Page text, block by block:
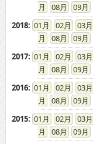
08
09
2018: 01 02 03
08
09
2017: 01 02 03
08
09
2016: 01 02 03
08
09
2015: 01 02 03
08
09